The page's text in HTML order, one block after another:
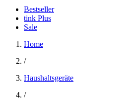
Bestseller
tink Plus
Sale
Home
/
Haushaltsgeräte
/